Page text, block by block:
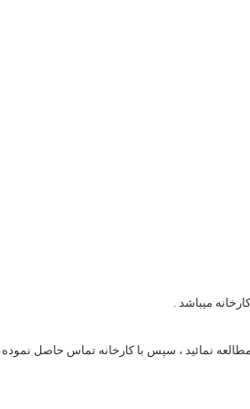
میباشد .
نمائید ، سپس با کارخانه تماس حاصل